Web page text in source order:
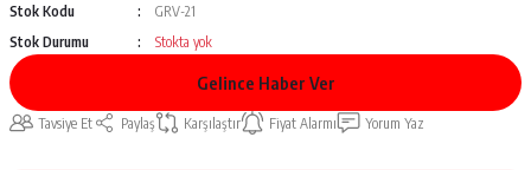
Stok Kodu
GRV-21
Stok Durumu
Stokta yok
Gelince Haber Ver
Tavsiye Et Paylaş Karşılaştır Fiyat Alarmı Yorum Yaz